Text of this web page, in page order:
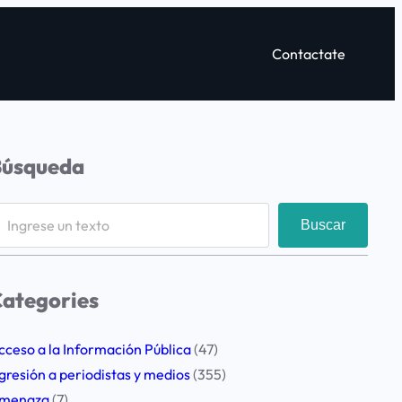
Contactate
Buscar
a la Información Pública(47)
a periodistas y medios(355)